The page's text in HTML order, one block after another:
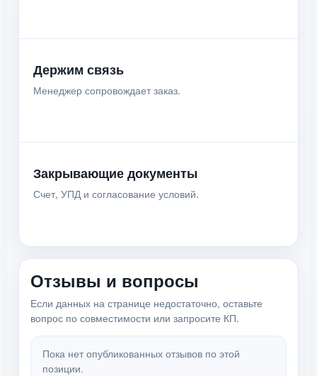
Держим связь
Менеджер сопровождает заказ.
Закрывающие документы
Счет, УПД и согласование условий.
Отзывы и вопросы
Если данных на странице недостаточно, оставьте
вопрос по совместимости или запросите КП.
Пока нет опубликованных отзывов по этой
позиции.